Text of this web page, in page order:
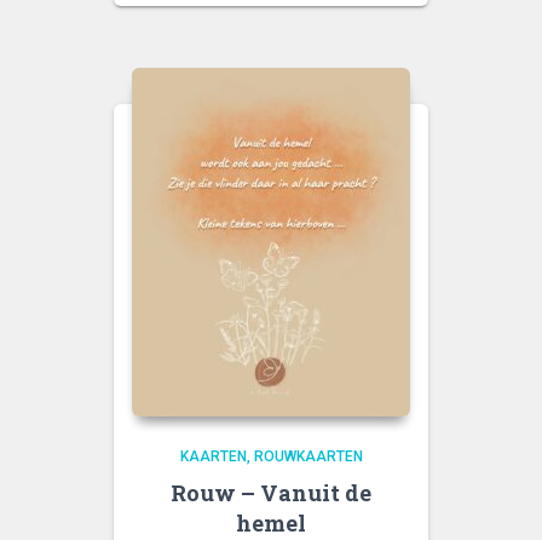
KAARTEN ROUWKAARTEN
Rouw – Vanuit de
hemel